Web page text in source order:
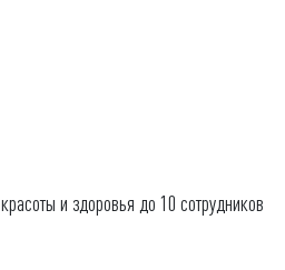
и здоровья до 10 сотрудников